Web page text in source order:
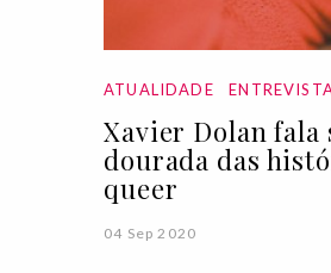
ATUALIDADE
Xavier Dolan fala
dourada das
queer
04 Sep 2020